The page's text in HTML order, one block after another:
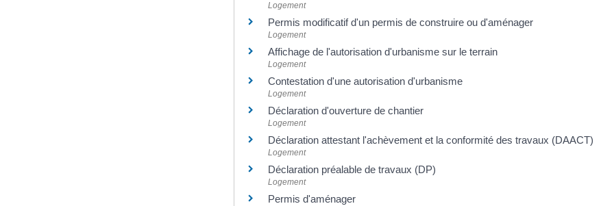
Logement
Permis modificatif d'un permis de construire ou d'aménager
Logement
Affichage de l'autorisation d'urbanisme sur le terrain
Logement
Contestation d'une autorisation d'urbanisme
Logement
Déclaration d'ouverture de chantier
Logement
Déclaration attestant l'achèvement et la conformité des travaux (DAACT)
Logement
Déclaration préalable de travaux (DP)
Logement
Permis d'aménager